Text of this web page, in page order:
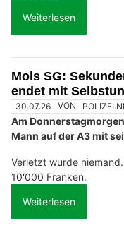
Weiterlesen
Mols SG:
endet mit
30.07.26 VON
Am
Mann auf der A3 mit
Verletzt wurde
10'000 Franken.
Weiterlesen